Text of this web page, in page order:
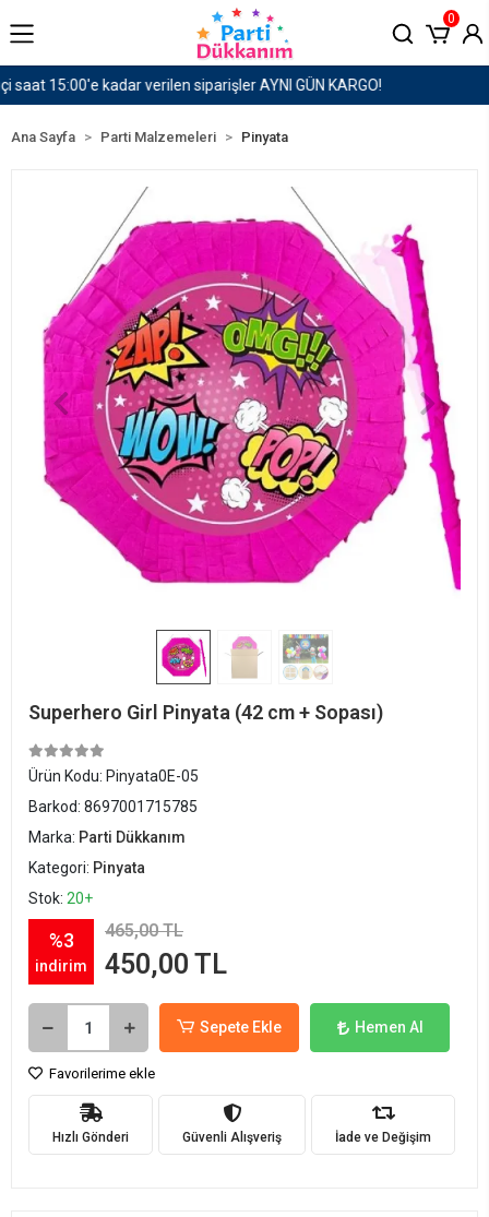
1500 TL ve Üzeri Kargo Ücretsiz!
0
Ana Sayfa Parti Malzemeleri Pinyata
Superhero Girl Pinyata (42 cm + Sopası)
Ürün Kodu: Pinyata0E-05
Barkod: 8697001715785
Marka: Parti Dükkanım
Kategori: Pinyata
Stok: 20+
%3
indirim
465,00 TL
450,00 TL
Sepete Ekle Hemen Al
Favorilerime ekle
Hızlı Gönderi Güvenli Alışveriş İade ve Değişim